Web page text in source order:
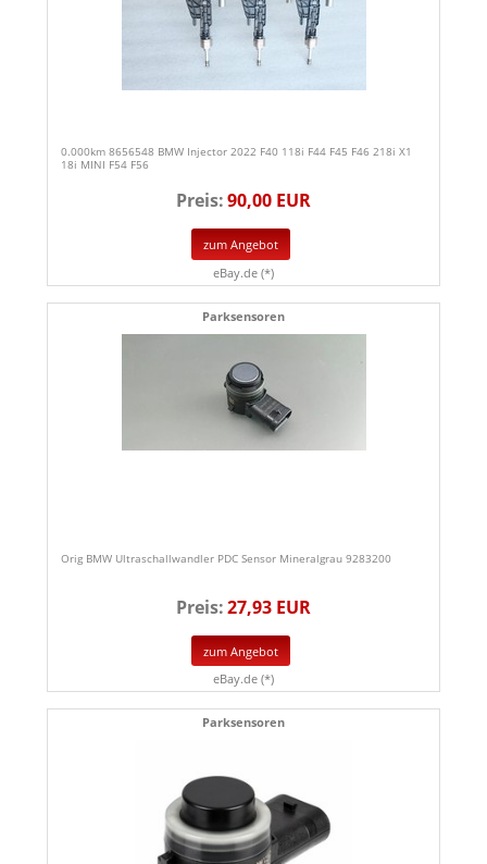
0.000km 8656548 BMW Injector 2022 F40 118i F44 F45 F46 218i X1
18i MINI F54 F56
Preis:90,00 EUR
zum Angebot
eBay.de (*)
Parksensoren
Orig BMW Ultraschallwandler PDC Sensor Mineralgrau 9283200
Preis:27,93 EUR
zum Angebot
eBay.de (*)
Parksensoren